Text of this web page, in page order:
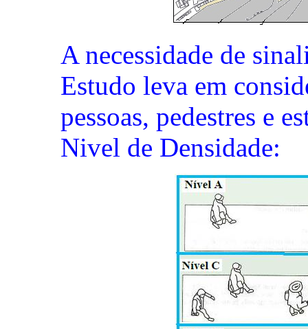
A necessidade de
Estudo leva em
pessoas, pedestres e
Nivel de Densidade: